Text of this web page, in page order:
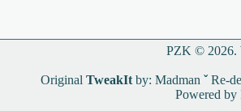
PZK © 2026.
Original TweakItby: Madman ˇRe-
Powered